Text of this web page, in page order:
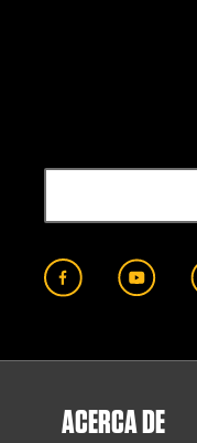
ACERCA DE